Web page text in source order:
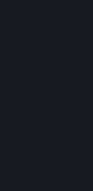
gratuite à certains
les Souscriptions,
téléphone et
utilisez Steam,
Steam peut
de ces sites
ne sont pas inclus
payables à Valve.
des fournisseurs
et/ou les services
Internet. Tous les
encourues lors de
incombent. Valve
expresse ou
particulier, Valve
selon laquelle les
les fournisseurs